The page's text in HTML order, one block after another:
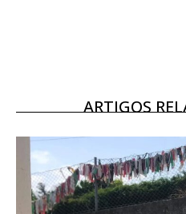
12
Acesso ao conteúdo
Acesso aos conteúdos
assinantes
ARTIGOS